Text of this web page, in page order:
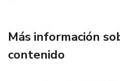
Más información
contenido